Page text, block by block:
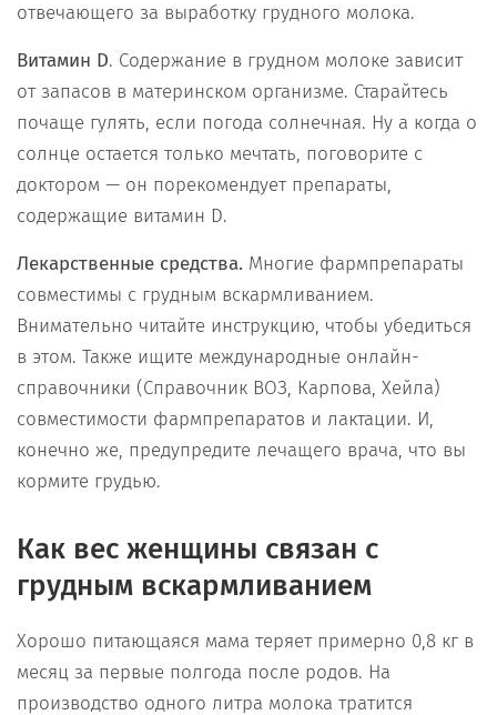
отвечающего за выработку грудного молока.
Витамин D. Содержание в грудном молоке зависит
от запасов в материнском организме. Старайтесь
почаще гулять, если погода солнечная. Ну а когда о
солнце остается только мечтать, поговорите с
доктором — он порекомендует препараты,
содержащие витамин D.
Лекарственные средства. Многие фармпрепараты
совместимы с грудным вскармливанием.
Внимательно читайте инструкцию, чтобы убедиться
в этом. Также ищите международные онлайн-
справочники (Справочник ВОЗ, Карпова, Хейла)
совместимости фармпрепаратов и лактации. И,
конечно же, предупредите лечащего врача, что вы
кормите грудью.
Как вес женщины связан с
грудным вскармливанием
Хорошо питающаяся мама теряет примерно 0,8 кг в
месяц за первые полгода после родов. На
производство одного литра молока тратится